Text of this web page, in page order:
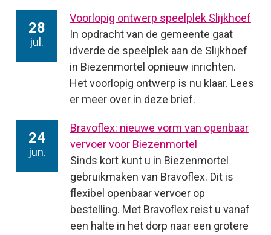
Voorlopig ontwerp speelplek Slijkhoef
In opdracht van de gemeente gaat
idverde de speelplek aan de Slijkhoef
in Biezenmortel opnieuw inrichten.
Het voorlopig ontwerp is nu klaar. Lees
er meer over in deze brief.
28
jul.
Bravoflex: nieuwe vorm van openbaar
vervoer voor Biezenmortel
Sinds kort kunt u in Biezenmortel
gebruikmaken van Bravoflex. Dit is
flexibel openbaar vervoer op
bestelling. Met Bravoflex reist u vanaf
een halte in het dorp naar een grotere
24
jun.